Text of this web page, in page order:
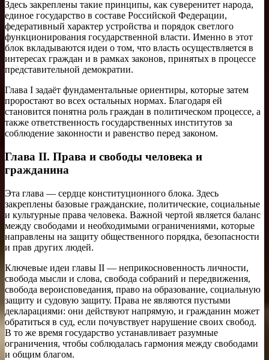
Здесь закреплены такие принципы, как суверенитет народа,
единое государство в составе Российской Федерации,
федеративный характер устройства и порядок светлого
функционирования государственной власти. Именно в этот
блок вкладываются идеи о том, что власть осуществляется в
интересах граждан и в рамках законов, принятых в процессе
представительной демократии.
Глава I задаёт фундаментальные ориентиры, которые затем
проростают во всех остальных нормах. Благодаря ей
становится понятна роль граждан в политическом процессе, а
также ответственность государственных институтов за
соблюдение законности и равенство перед законом.
Глава II. Права и свободы человека и
гражданина
Эта глава — сердце конституционного блока. Здесь
закреплены базовые гражданские, политические, социальные
и культурные права человека. Важной чертой является баланс
между свободами и необходимыми ограничениями, которые
направлены на защиту общественного порядка, безопасности
и прав других людей.
Ключевые идеи главы II — неприкосновенность личности,
свобода мысли и слова, свобода собраний и передвижения,
свобода вероисповедания, право на образование, социальную
защиту и судовую защиту. Права не являются пустыми
декларациями: они действуют напрямую, и гражданин может
обратиться в суд, если почувствует нарушение своих свобод.
В то же время государство устанавливает разумные
ограничения, чтобы соблюдалась гармония между свободами
и общим благом.